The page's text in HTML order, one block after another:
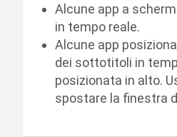
Alcune app a
in tempo reale.
Alcune app
dei sottotitoli in
posizionata in alto.
spostare la finestra